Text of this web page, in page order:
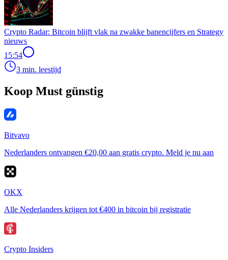
Crypto Radar: Bitcoin blijft vlak na zwakke banencijfers en Strategy
nieuws
15:54
3 min. leestijd
Koop Must günstig
Bitvavo
Nederlanders ontvangen €20,00 aan gratis crypto. Meld je nu aan
OKX
Alle Nederlanders krijgen tot €400 in bitcoin bij registratie
Crypto Insiders